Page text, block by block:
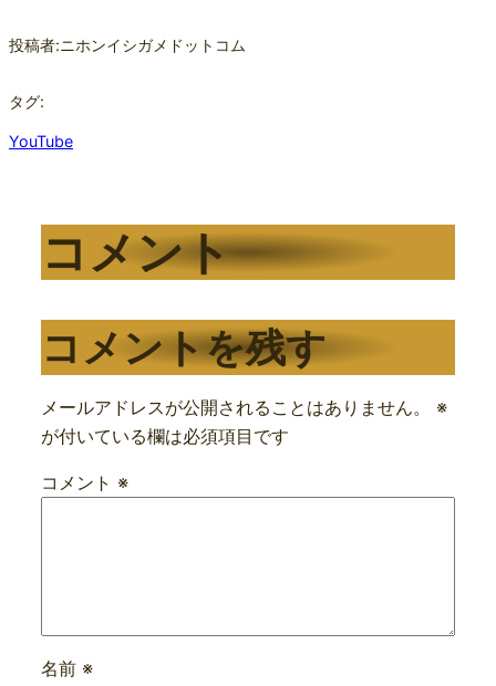
投稿者:ニホンイシガメドットコム
タグ:
YouTube
コメント
コメントを残す
メールアドレスが公開されることはありません。
※
が付いている欄は必須項目です
コメント ※
名前 ※